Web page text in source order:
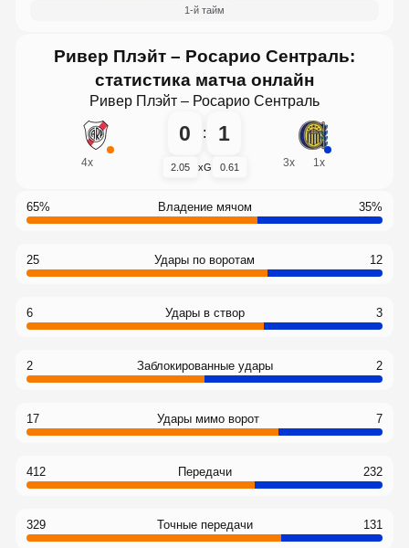
1-й тайм
Ривер Плэйт – Росарио Сентраль:
статистика матча онлайн
Ривер Плэйт – Росарио Сентраль
4x
0 : 1
2.05 xG 0.61 3x 1x
65% Владение мячом 35%
25 Удары по воротам 12
6 Удары в створ 3
2 Заблокированные удары 2
17 Удары мимо ворот 7
412 Передачи 232
329 Точные передачи 131